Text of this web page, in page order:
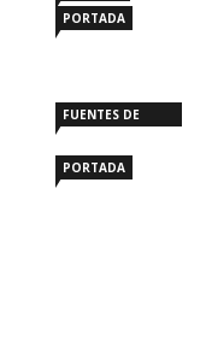
PORTADA
FUENTES DE
PORTADA